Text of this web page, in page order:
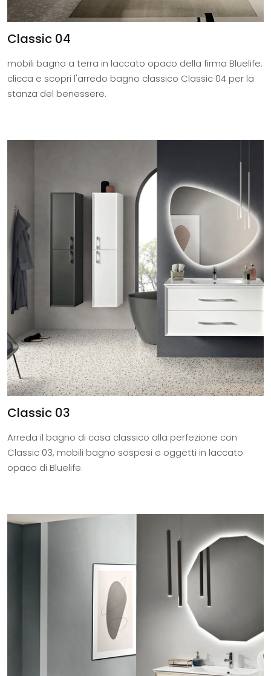
Classic 04
mobili bagno a terra in laccato opaco della firma Bluelife:
clicca e scopri l'arredo bagno classico Classic 04 per la
stanza del benessere.
Classic 03
Arreda il bagno di casa classico alla perfezione con
Classic 03, mobili bagno sospesi e oggetti in laccato
opaco di Bluelife.